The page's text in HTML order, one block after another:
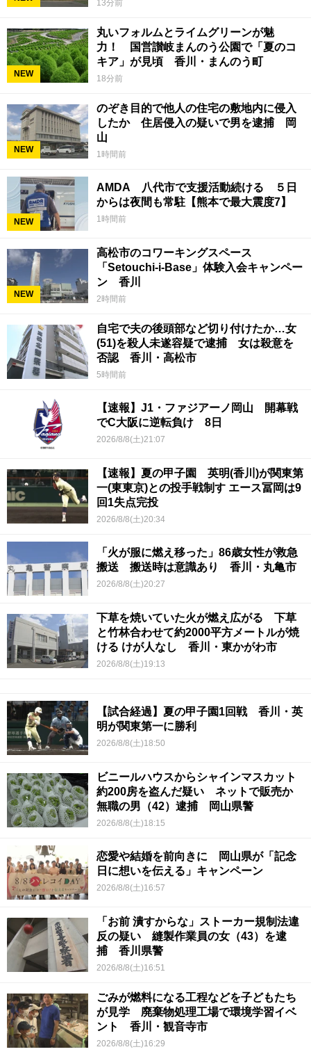
13分前
NEW
丸いフォルムとライムグリーンが魅
力！ 国営讃岐まんのう公園で「夏のコ
キア」が見頃 香川・まんのう町
18分前
NEW
のぞき目的で他人の住宅の敷地内に侵入
したか 住居侵入の疑いで男を逮捕 岡
山
1時間前
NEW
AMDA 八代市で支援活動続ける ５日
からは夜間も常駐【熊本で最大震度7】
1時間前
NEW
高松市のコワーキングスペース
「Setouchi-i-Base」体験入会キャンペー
ン 香川
2時間前
自宅で夫の後頭部など切り付けたか…女
(51)を殺人未遂容疑で逮捕 女は殺意を
否認 香川・高松市
5時間前
【速報】J1・ファジアーノ岡山 開幕戦
でC大阪に逆転負け 8日
2026/8/8(土)21:07
【速報】夏の甲子園 英明(香川)が関東第
一(東東京)との投手戦制す エース冨岡は9
回1失点完投
2026/8/8(土)20:34
「火が服に燃え移った」86歳女性が救急
搬送 搬送時は意識あり 香川・丸亀市
2026/8/8(土)20:27
下草を焼いていた火が燃え広がる 下草
と竹林合わせて約2000平方メートルが焼
ける けが人なし 香川・東かがわ市
2026/8/8(土)19:13
【試合経過】夏の甲子園1回戦 香川・英
明が関東第一に勝利
2026/8/8(土)18:50
ビニールハウスからシャインマスカット
約200房を盗んだ疑い ネットで販売か
無職の男（42）逮捕 岡山県警
2026/8/8(土)18:15
恋愛や結婚を前向きに 岡山県が「記念
日に想いを伝える」キャンペーン
2026/8/8(土)16:57
「お前 潰すからな」ストーカー規制法違
反の疑い 縫製作業員の女（43）を逮
捕 香川県警
2026/8/8(土)16:51
ごみが燃料になる工程などを子どもたち
が見学 廃棄物処理工場で環境学習イベ
ント 香川・観音寺市
2026/8/8(土)16:29